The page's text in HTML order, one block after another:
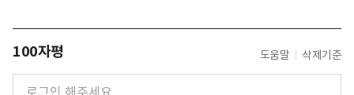
100자평 도움말 삭제기준